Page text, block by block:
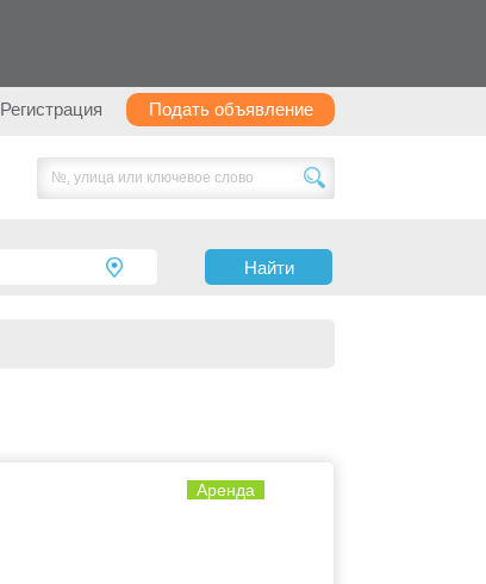
Регистрация БЕСПЛАТНО
Найти
Аренда